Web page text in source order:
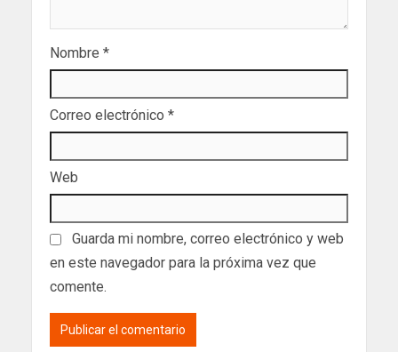
Nombre *
Correo electrónico *
Web
Guarda mi nombre, correo electrónico y web
en este navegador para la próxima vez que
comente.